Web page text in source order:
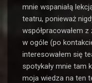
mnie wspaniałą
teatru, ponieważ
współpracowałem
w ogóle (po
interesowałem się
spotykały mnie tam
moja wiedza na ten